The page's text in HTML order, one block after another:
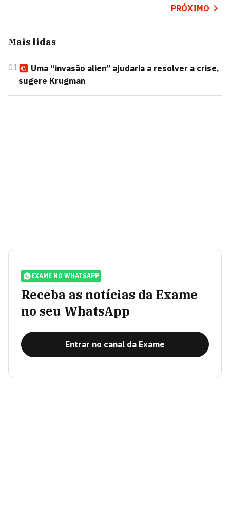
PRÓXIMO
Mais lidas
01
Uma “invasão alien” ajudaria a resolver a crise,
sugere Krugman
EXAME NO WHATSAPP
Receba as notícias da Exame
no seu WhatsApp
Entrar no canal da Exame